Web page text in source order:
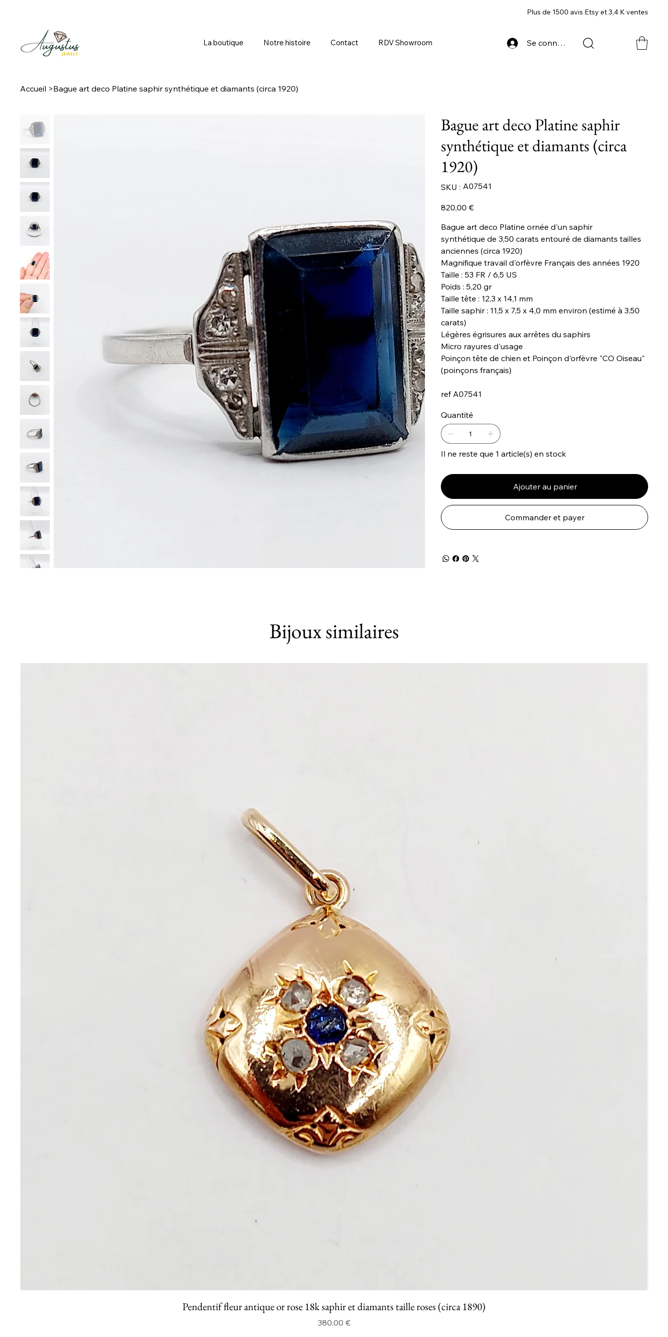
La boutique Notre histoire Contact RDV Showroom Se connecter
Plus de 1500 avis Etsy et 3,4 K ventes
Accueil >Bague art deco Platine saphir synthétique et diamants (circa 1920)
Bague art deco Platine saphir
synthétique et diamants (circa
1920)
SKU :
SKU
A07541
A07541
Prix
820,00 €
Bague art deco Platine ornée d'un saphir
synthétique de 3,50 carats entouré de diamants tailles
anciennes (circa 1920)
Magnifique travail d'orfèvre Français des années 1920
Taille : 53 FR / 6,5 US
Poids : 5,20 gr
Taille tête : 12,3 x 14,1 mm
Taille saphir : 11,5 x 7,5 x 4,0 mm environ (estimé à 3,50
carats)
Légères égrisures aux arrêtes du saphirs
Micro rayures d'usage
Poinçon tête de chien et Poinçon d'orfèvre "CO Oiseau"
(poinçons français)
ref A07541
Quantité
Il ne reste que 1 article(s) en stock
Ajouter au panier
Commander et payer
Bijoux similaires
Pendentif fleur antique or rose 18k saphir et diamants taille roses (circa 1890)
Prix
380,00 €